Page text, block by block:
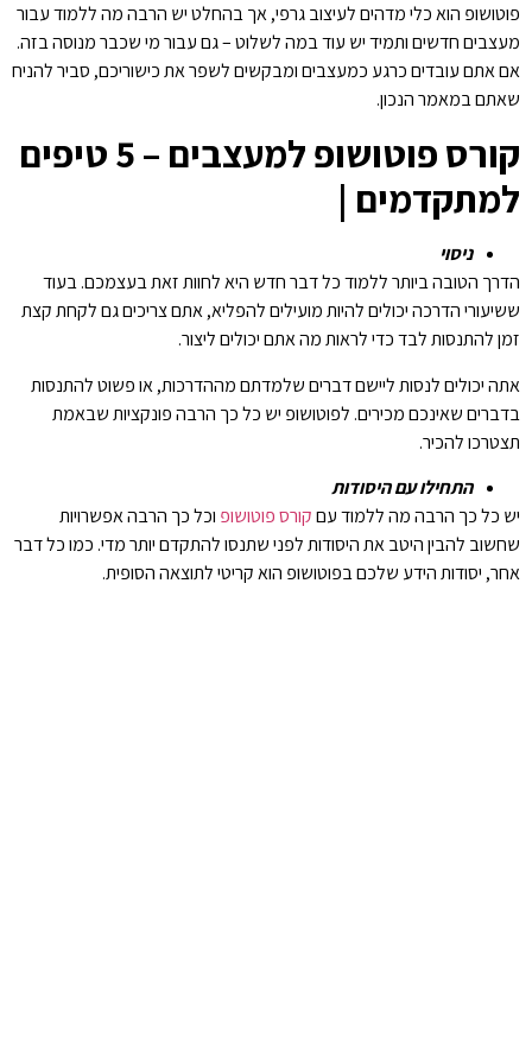
פוטושופ הוא כלי מדהים לעיצוב גרפי, אך בהחלט יש הרבה מה ללמוד עבור
מעצבים חדשים ותמיד יש עוד במה לשלוט – גם עבור מי שכבר מנוסה בזה.
אם אתם עובדים כרגע כמעצבים ומבקשים לשפר את כישוריכם, סביר להניח
שאתם במאמר הנכון.
קורס פוטושופ למעצבים – 5 טיפים
למתקדמים |
ניסוי
הדרך הטובה ביותר ללמוד כל דבר חדש היא לחוות זאת בעצמכם. בעוד
ששיעורי הדרכה יכולים להיות מועילים להפליא, אתם צריכים גם לקחת קצת
זמן להתנסות לבד כדי לראות מה אתם יכולים ליצור.
אתה יכולים לנסות ליישם דברים שלמדתם מההדרכות, או פשוט להתנסות
בדברים שאינכם מכירים. לפוטושופ יש כל כך הרבה פונקציות שבאמת
תצטרכו להכיר.
התחילו עם היסודות
יש כל כך הרבה מה ללמוד עםקורס פוטושופ וכל כך הרבה אפשרויות
שחשוב להבין היטב את היסודות לפני שתנסו להתקדם יותר מדי. כמו כל דבר
אחר, יסודות הידע שלכם בפוטושופ הוא קריטי לתוצאה הסופית.